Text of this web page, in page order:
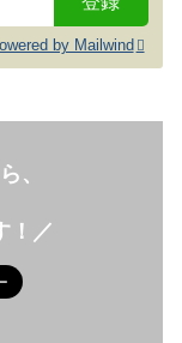
by Mailwind
、
！／